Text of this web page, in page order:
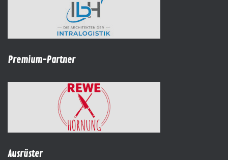
Premium-Partner
Ausrüster